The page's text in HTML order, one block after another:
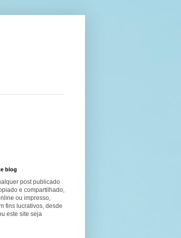
blog
post publicado
e compartilhado,
ou impresso,
fins lucrativos, desde
este site seja